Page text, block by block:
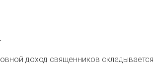
доход священников складывается